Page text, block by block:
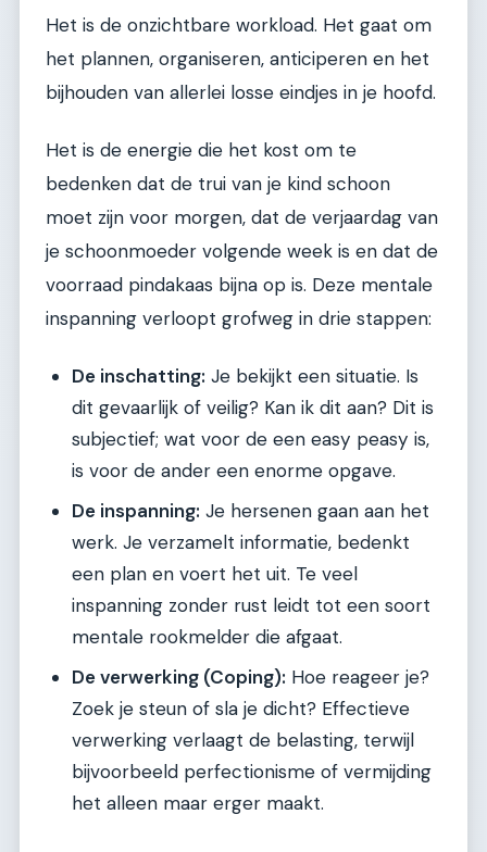
Het is de onzichtbare workload. Het gaat om
het plannen, organiseren, anticiperen en het
bijhouden van allerlei losse eindjes in je hoofd.
Het is de energie die het kost om te
bedenken dat de trui van je kind schoon
moet zijn voor morgen, dat de verjaardag van
je schoonmoeder volgende week is en dat de
voorraad pindakaas bijna op is. Deze mentale
inspanning verloopt grofweg in drie stappen:
De inschatting: Je bekijkt een situatie. Is
dit gevaarlijk of veilig? Kan ik dit aan? Dit is
subjectief; wat voor de een easy peasy is,
is voor de ander een enorme opgave.
De inspanning: Je hersenen gaan aan het
werk. Je verzamelt informatie, bedenkt
een plan en voert het uit. Te veel
inspanning zonder rust leidt tot een soort
mentale rookmelder die afgaat.
De verwerking (Coping): Hoe reageer je?
Zoek je steun of sla je dicht? Effectieve
verwerking verlaagt de belasting, terwijl
bijvoorbeeld perfectionisme of vermijding
het alleen maar erger maakt.